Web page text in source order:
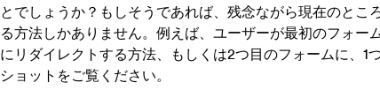
とでしょうか？もしそうであれば、残念ながら現在のと
る方法しかありません。例えば、ユーザーが最初のフォ
にリダイレクトする方法、もしくは2つ目のフォームに、
ショットをご覧ください。